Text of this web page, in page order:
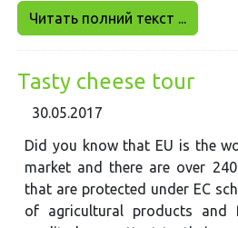
Читать полний текст ...
Tasty cheese tour
30.05.2017
Did you know that EU is the
market and there are over
that are protected under EC
of agricultural products and